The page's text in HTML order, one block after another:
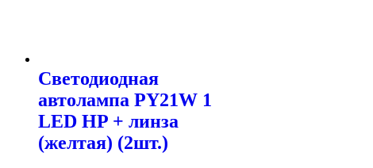
Светодиодная
автолампа PY21W 1
LED HP + линза
(желтая) (2шт.)